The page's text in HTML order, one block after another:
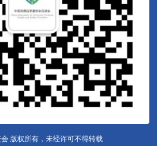
版权所有，未经许可不得转载